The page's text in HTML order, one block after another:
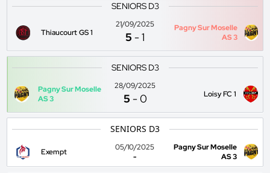
SENIORS D3
Thiaucourt GS 1
21/09/2025
5 -1
Pagny Sur Moselle
AS 3
SENIORS D3
Pagny Sur Moselle
AS 3
28/09/2025
5 -0 Loisy FC 1
SENIORS D3
Exempt
05/10/2025
-
Pagny Sur Moselle
AS 3